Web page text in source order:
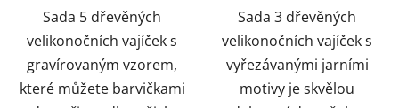
Sada 5 dřevěných
velikonočních vajíček s
gravírovaným vzorem,
které můžete barvičkami
Sada 3 dřevěných
velikonočních vajíček s
vyřezávanými jarními
motivy je skvělou